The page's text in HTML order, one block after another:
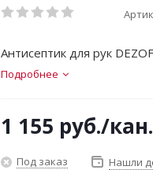
Антисептик для рук
Подробнее
1 155 руб./кан.
Под заказ Нашли